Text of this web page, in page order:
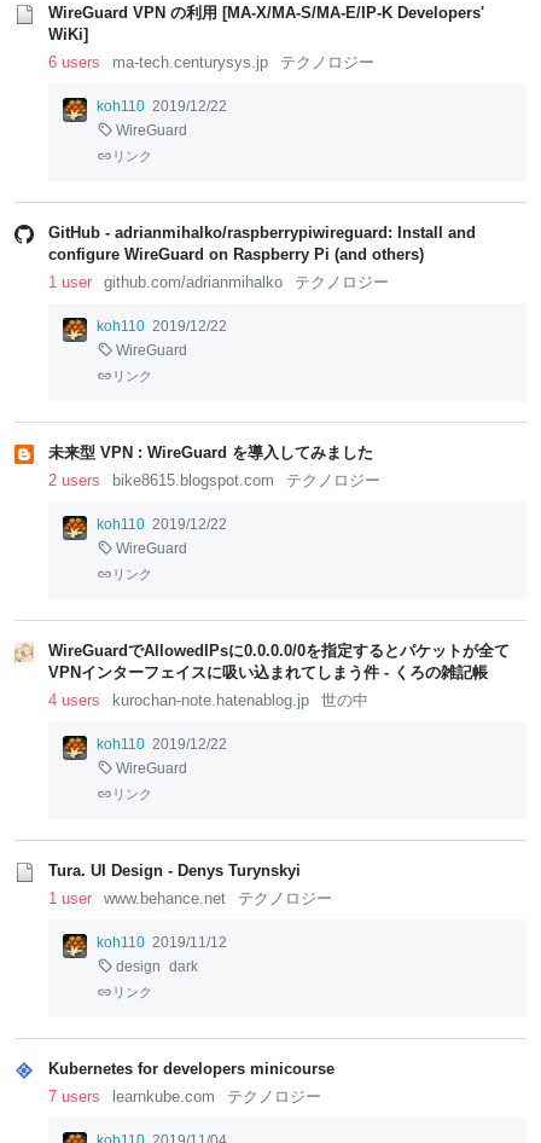
WireGuard VPN の利用 [MA-X/MA-S/MA-E/IP-K Developers'
WiKi]
6 users
ma-tech.centurysys.jp テクノロジー
koh110 2019/12/22
WireGuard
リンク
GitHub - adrianmihalko/raspberrypiwireguard: Install and
configure WireGuard on Raspberry Pi (and others)
1 user
github.com/adrianmihalko テクノロジー
koh110 2019/12/22
WireGuard
リンク
未来型 VPN : WireGuard を導入してみました
2 users
bike8615.blogspot.com テクノロジー
koh110 2019/12/22
WireGuard
リンク
WireGuardでAllowedIPsに0.0.0.0/0を指定するとパケットが全て
VPNインターフェイスに吸い込まれてしまう件 - くろの雑記帳
4 users
kurochan-note.hatenablog.jp 世の中
koh110 2019/12/22
WireGuard
リンク
Tura. UI Design - Denys Turynskyi
1 user
www.behance.net テクノロジー
koh110 2019/11/12
design dark
リンク
Kubernetes for developers minicourse
7 users
learnkube.com テクノロジー